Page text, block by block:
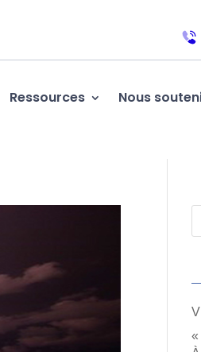
Ressources Nous
«